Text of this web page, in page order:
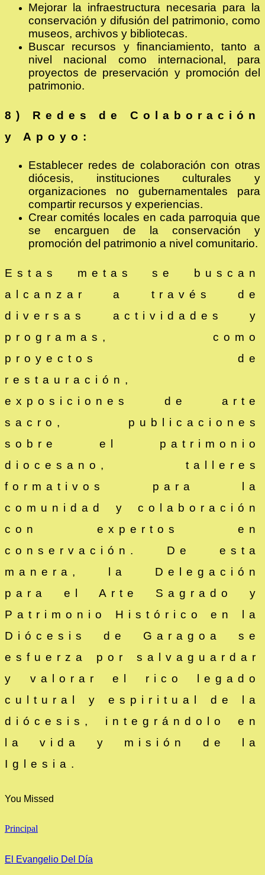
Mejorar la infraestructura necesaria para la
conservación y difusión del patrimonio, como
museos, archivos y bibliotecas.
Buscar recursos y financiamiento, tanto a
nivel nacional como internacional, para
proyectos de preservación y promoción del
patrimonio.
8) Redes de Colaboración
y Apoyo:
Establecer redes de colaboración con otras
diócesis, instituciones culturales y
organizaciones no gubernamentales para
compartir recursos y experiencias.
Crear comités locales en cada parroquia que
se encarguen de la conservación y
promoción del patrimonio a nivel comunitario.
Estas metas se buscan
alcanzar a través de
diversas actividades y
programas, como
proyectos de
restauración,
exposiciones de arte
sacro, publicaciones
sobre el patrimonio
diocesano, talleres
formativos para la
comunidad y colaboración
con expertos en
conservación. De esta
manera, la Delegación
para el Arte Sagrado y
Patrimonio Histórico en la
Diócesis de Garagoa se
esfuerza por salvaguardar
y valorar el rico legado
cultural y espiritual de la
diócesis, integrándolo en
la vida y misión de la
Iglesia.
You Missed
Principal
El Evangelio Del Día